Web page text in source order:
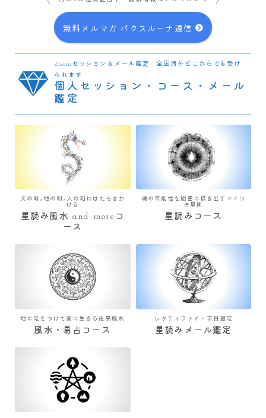
無料メルマガ パクスルーナ通信
Zoomセッション＆メール鑑定 全国海外どこからでも受け
られます
個人セッション・コース・メール
鑑定
天の時×地の利×人の和にはたらきか
ける
星読み風水 and moreコ
ース
魂の可能性を緻密に描き出すドイツ
占星術
星読みコース
地に足をつけて楽に生きる卍易風水
風水・易占コース
レクティファイ・吉日選定
星読みメール鑑定